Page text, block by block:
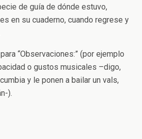
de guía de dónde estuvo,
en su cuaderno, cuando regrese y
“Observaciones:” (por ejemplo
o gustos musicales –digo,
y le ponen a bailar un vals,
).